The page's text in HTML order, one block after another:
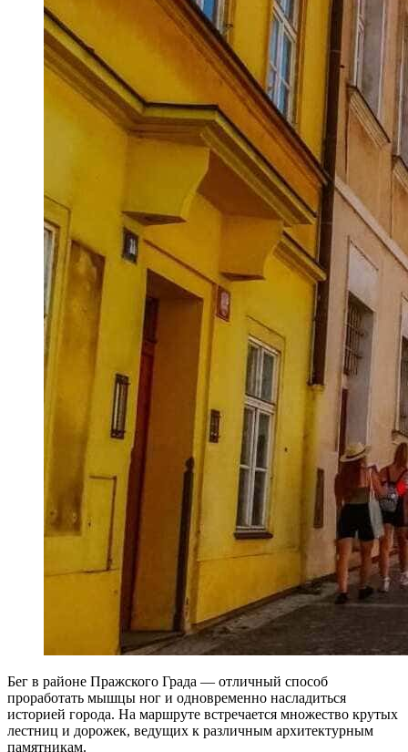
Бег в районе Пражского Града — отличный способ
проработать мышцы ног и одновременно насладиться
историей города. На маршруте встречается множество крутых
лестниц и дорожек, ведущих к различным архитектурным
памятникам.